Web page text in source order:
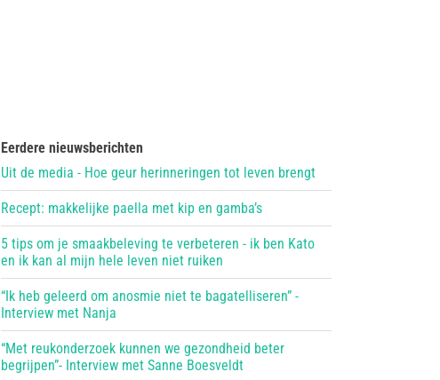
Eerdere nieuwsberichten
Uit de media - Hoe geur herinneringen tot leven brengt
Recept: makkelijke paella met kip en gamba’s
5 tips om je smaakbeleving te verbeteren - ik ben Kato
en ik kan al mijn hele leven niet ruiken
“Ik heb geleerd om anosmie niet te bagatelliseren” -
Interview met Nanja
“Met reukonderzoek kunnen we gezondheid beter
begrijpen”- Interview met Sanne Boesveldt